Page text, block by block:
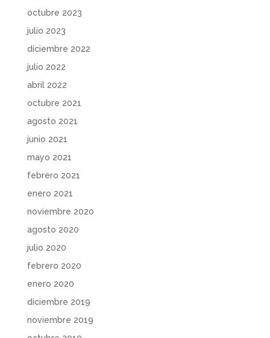
octubre 2023
julio 2023
diciembre 2022
julio 2022
abril 2022
octubre 2021
agosto 2021
junio 2021
mayo 2021
febrero 2021
enero 2021
noviembre 2020
agosto 2020
julio 2020
febrero 2020
enero 2020
diciembre 2019
noviembre 2019